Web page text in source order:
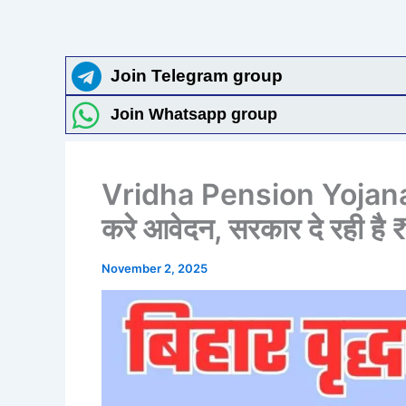
Join Telegram group
Join Whatsapp group
Vridha Pension Yojana
करे आवेदन, सरकार दे रही है
November 2, 2025